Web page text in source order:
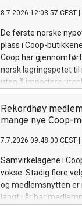
planlegging,
beredskapskultur.
8.7.2026 12:03:57 CEST
De første norske
plass i Coop-
Coop har
norsk lagringspotet
uten å importere
matpoteter.
Rekordhøy
mange nye Coop-
7.7.2026 09:48:00 CEST
Samvirkelagene i
vokse. Stadig flere
og medlemsnytten er
langt i år har